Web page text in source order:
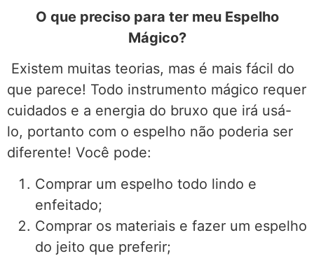
O que preciso para ter meu Espelho
Mágico?
Existem muitas teorias, mas é mais fácil do
que parece! Todo instrumento mágico requer
cuidados e a energia do bruxo que irá usá-
lo, portanto com o espelho não poderia ser
diferente! Você pode:
Comprar um espelho todo lindo e
enfeitado;
Comprar os materiais e fazer um espelho
do jeito que preferir;